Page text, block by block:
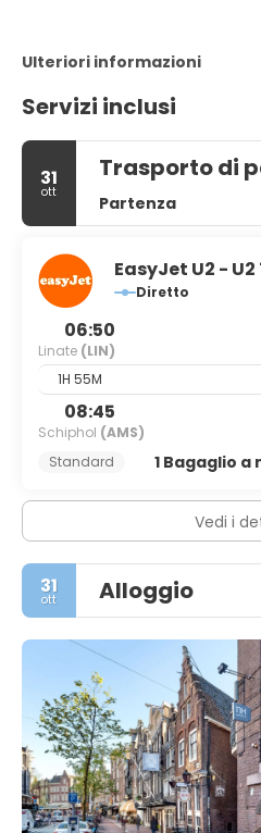
Ulteriori informazioni
Servizi inclusi
31
ott
Trasporto di
Partenza
EasyJet U2 - U2
Diretto
06:50
Linate (LIN)
1H 55M
08:45
Schiphol (AMS)
Standard
1 Bagaglio a
Vedi i
31
ott Alloggio